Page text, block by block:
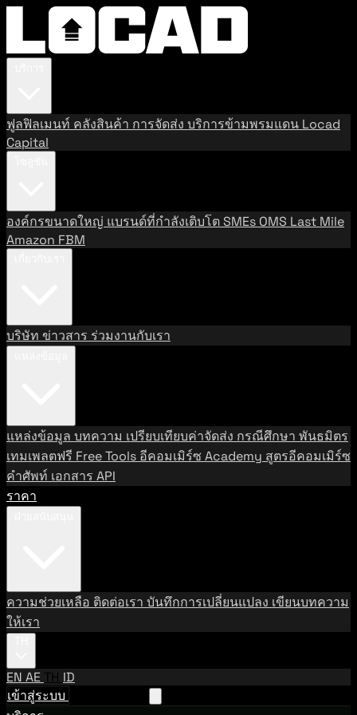
ฟูลฟิลเมนท์ คลังสินค้า การจัดส่ง บริการข้ามพรมแดน Locad
Capital
องค์กรขนาดใหญ่ แบรนด์ที่กำลังเติบโตSMEs OMS Last Mile
Amazon FBM
บริษัท ข่าวสาร ร่วมงานกับเรา
แหล่งข้อมูล บทความ เปรียบเทียบค่าจัดส่ง กรณีศึกษา พันธมิตร
เทมเพลตฟรี Free Tools อีคอมเมิร์ซ Academy สูตรอีคอมเมิร์ซ
คำศัพท์ เอกสาร API
ราคา
ความช่วยเหลือ ติดต่อเรา บันทึกการเปลี่ยนแปลง เขียนบทความ
ให้เรา
EN AE TH ID
เข้าสู่ระบบ